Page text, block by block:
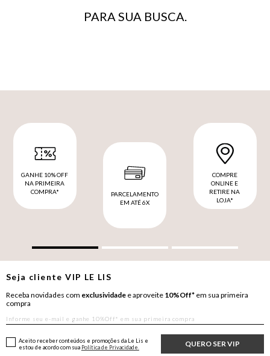
PARA SUA BUSCA.
GANHE 10% OFF
NA PRIMEIRA
COMPRA*
PARCELAMENTO
EM ATÉ 6X
COMPRE
ONLINE E
RETIRE NA
LOJA*
Seja clienteVIP LE LIS
Receba novidades com exclusividade e aproveite 10%Off* em sua primeira
compra
QUERO SER VIP
Aceito receber conteúdos e promoções da Le Lis e
estou de acordo com sua Política de Privacidade.